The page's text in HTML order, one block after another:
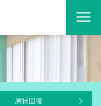
原状回復